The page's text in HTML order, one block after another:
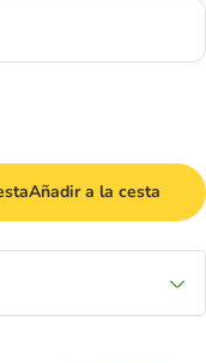
Añadir a la cesta